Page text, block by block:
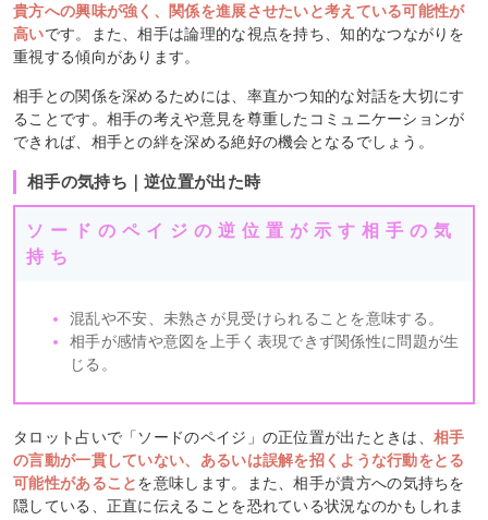
貴方への興味が強く、関係を進展させたいと考えている可能性が
高いです。また、相手は論理的な視点を持ち、知的なつながりを
重視する傾向があります。
相手との関係を深めるためには、率直かつ知的な対話を大切にす
ることです。相手の考えや意見を尊重したコミュニケーションが
できれば、相手との絆を深める絶好の機会となるでしょう。
相手の気持ち｜逆位置が出た時
ソードのペイジの逆位置が示す相手の気
持ち
混乱や不安、未熟さが見受けられることを意味する。
相手が感情や意図を上手く表現できず関係性に問題が生
じる。
タロット占いで「ソードのペイジ」の正位置が出たときは、相手
の言動が一貫していない、あるいは誤解を招くような行動をとる
可能性があることを意味します。また、相手が貴方への気持ちを
隠している、正直に伝えることを恐れている状況なのかもしれま